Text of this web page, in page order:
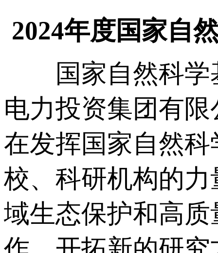
2024年度国家自
国家自然科学
电力投资集团有
在发挥国家自然
校、科研机构的
域生态保护和高